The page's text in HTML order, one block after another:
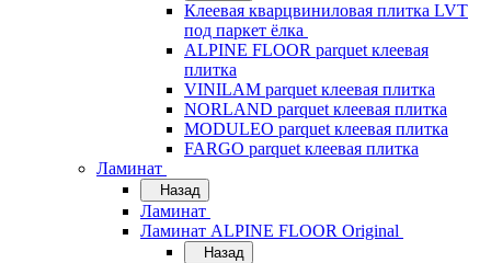
Клеевая кварцвиниловая плитка LVT
под паркет ёлка
ALPINE FLOOR parquet клеевая
плитка
VINILAM parquet клеевая плитка
NORLAND parquet клеевая плитка
MODULEO parquet клеевая плитка
FARGO parquet клеевая плитка
Ламинат
Назад
Ламинат
Ламинат ALPINE FLOOR Original
Назад